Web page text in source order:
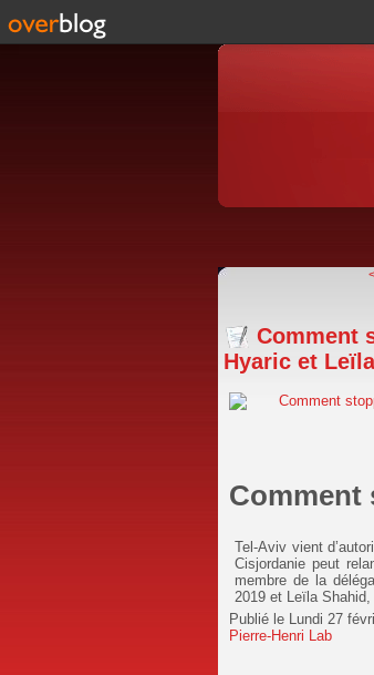
Comment
Hyaric et
Comment
Tel-Aviv vient
Cisjordanie peut
membre de la
2019 et Leïla
Publié le Lundi 27
Pierre-Henri Lab